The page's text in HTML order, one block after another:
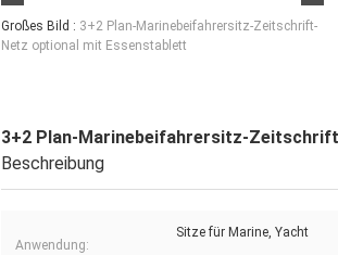
Großes Bild : 3+2 Plan-Marinebeifahrersitz-Zeitschrift-
Netz optional mit Essenstablett
3+2 Plan-Marinebeifahrersitz-
Beschreibung
Anwendung:
Sitze für Marine, Yacht